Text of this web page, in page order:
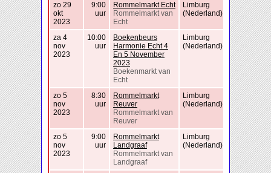
zo 29
okt
2023
9:00
uur
Rommelmarkt Echt
Rommelmarkt van
Echt
Limburg
(Nederland)
za 4
nov
2023
10:00
uur
Boekenbeurs
Harmonie Echt 4
En 5 November
2023
Boekenmarkt van
Echt
Limburg
(Nederland)
zo 5
nov
2023
8:30
uur
Rommelmarkt
Reuver
Rommelmarkt van
Reuver
Limburg
(Nederland)
zo 5
nov
2023
9:00
uur
Rommelmarkt
Landgraaf
Rommelmarkt van
Landgraaf
Limburg
(Nederland)